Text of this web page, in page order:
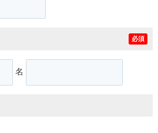
必須
名